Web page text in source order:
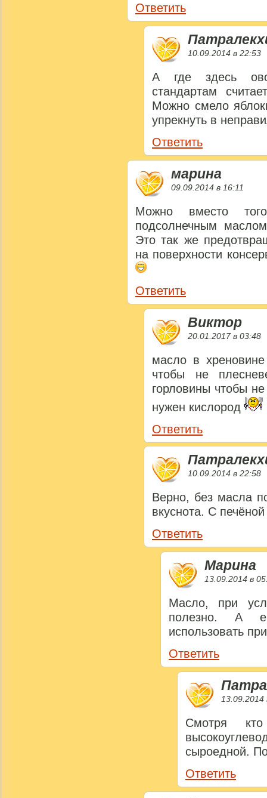
Ответить
10.09.2014 в 22:53
А где здесь
стандартам
Можно смело
упрекнуть в
Ответить
марина
09.09.2014 в 16:11
Можно вместо
подсолнечным
Это так же
на поверхности
Ответить
Виктор
20.01.2017 в 03:48
масло в
чтобы не
горловины чтобы
нужен кислород
Ответить
10.09.2014 в 22:58
Верно, без масла
вкуснота. С
Ответить
Марина
13.09.2014 в
Масло, при
полезно. А
использовать
Ответить
13.09.2014
Смотря
сыроедной.
Ответить